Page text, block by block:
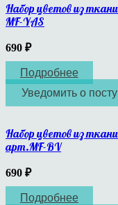
Набор цветов из
MF-YAS
690 ₽
Подробнее
Уведомить о
Набор цветов из
арт.MF-BV
690 ₽
Подробнее